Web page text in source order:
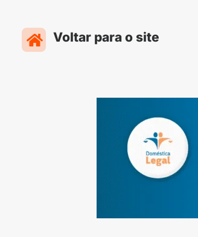
para
Voltar para o site